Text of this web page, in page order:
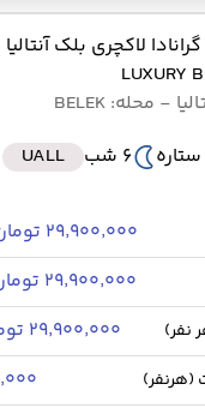
لاکچری بلک آنتالیا
LUXURY
- محله: BELEK
6 شب UALL
۲۹٬۹۰۰٬۰۰۰ تومان + ۱٬۳۵۲ دلار
۲۹٬۹۰۰٬۰۰۰ تومان + ۲٬۶۲۸ دلار
نفر) ۲۹٬۹۰۰٬۰۰۰ تومان + ۵۰۱ دلار